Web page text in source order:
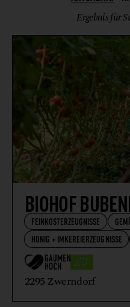
Ergebnis für
BIOHOF
FEINKOSTERZEUGNISSE
HONIG + IMKEREIERZEUGNISSE
2295 Zwerndorf